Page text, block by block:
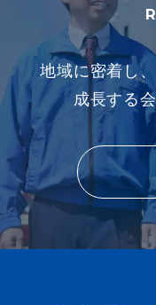
地域に密着し
成長する